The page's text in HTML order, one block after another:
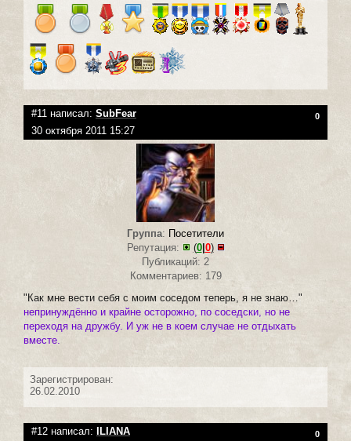
#11 написал: SubFear 0
30 октября 2011 15:27
Группа: Посетители
Репутация:
(0| 0)
Публикаций: 2
Комментариев: 179
"Как мне вести себя с моим соседом теперь, я не знаю…"
непринуждённо и крайне осторожно, по соседски, но не
переходя на дружбу. И уж не в коем случае не отдыхать
вместе.
Зарегистрирован:
26.02.2010
#12 написал: ILIANA 0